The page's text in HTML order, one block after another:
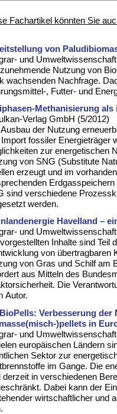
Fachartikel könnten Sie
von
und
Nutzung von
wachsenden Nachfrage.
, Futter- und
Methanisierung
Verlag GmbH (5/2012)
der Nutzung
fossiler Energieträger
zur energetischen
von SNG (Substitute
erzeugt und im
sind verschiedene
werden.
Havelland –
und
Inhalte sind Teil
von übertragbaren
von Gras und Schilf am
aus Mitteln des
Die
Autor.
Verbesserung der
)pellets in
und
europäischen Ländern
Sektor zur
im Gange. Die
derzeit in verschiedenen
Dabei kann der
wirtschaftlicher und